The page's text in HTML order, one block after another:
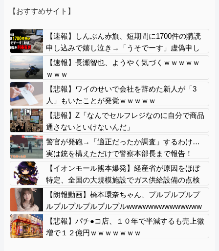
【おすすめサイト】
【速報】しんぶん赤旗、短期間に1700件の購読
申し込みで嬉し泣き→「うそでーす」虚偽申し
込みと判明→ 共産党が刑事告訴「厳重な処罰を
求める」
【速報】長瀬智也、ようやく気づくｗｗｗｗｗ
ｗｗｗ
【悲報】ワイのせいで会社を辞めた新人が「3
人」もいたことが発覚ｗｗｗｗｗ
【悲報】Z「なんでセルフレジなのに自分で商品
通さないといけないんだ」
警官が発砲→「適正だったか調査」するわけ…
実は銃を構えただけで警察本部長まで報告！
【イオンモール熊本爆発】経産省が原因をほぼ
特定、全国の大規模施設でガス供給設備の点検
要請にまで発展する事態に・・・【PICKUP】
【朗報動画】橋本環奈ちゃん、プルプルプルプ
ルプルプルプルプルプルwwwwwwwwwwwwww
wwwwwwwwww 【Pickup05164706】
【悲報】パチ●コ店、１０年で半減するも売上微
増で１２億円ｗｗｗｗｗｗｗ